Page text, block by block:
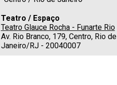
Teatro / Espaço
Teatro Glauce Rocha - Funarte Rio
Av. Rio Branco, 179, Centro, Rio de
Janeiro/RJ - 20040007